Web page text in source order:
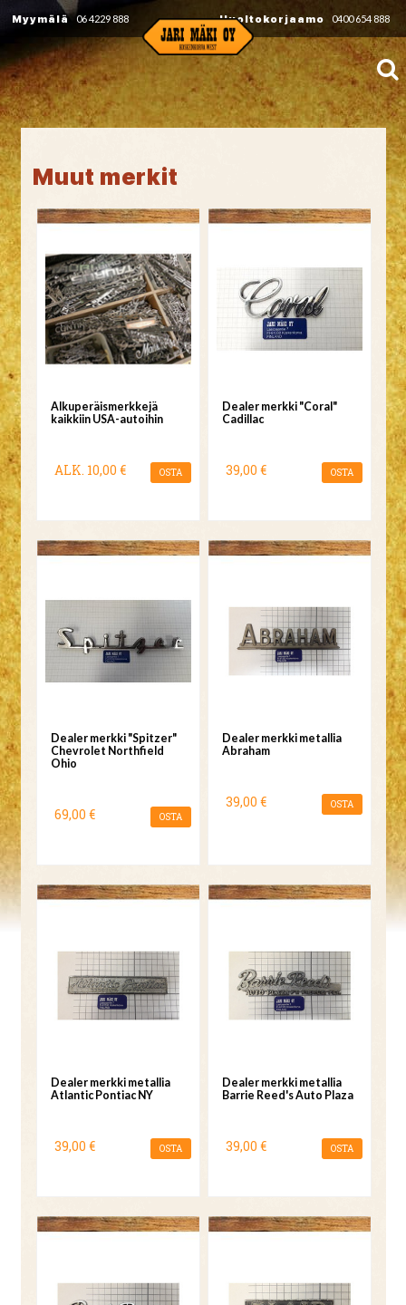
Myymälä 06 4229 888 Huoltokorjaamo 0400 654 888
Muut merkit
Alkuperäismerkkejä
kaikkiin USA-autoihin
ALK. 10,00 € OSTA
Dealer merkki "Coral"
Cadillac
39,00 € OSTA
Dealer merkki "Spitzer"
Chevrolet Northfield
Ohio
69,00 € OSTA
Dealer merkki metallia
Abraham
39,00 € OSTA
Dealer merkki metallia
Atlantic Pontiac NY
39,00 € OSTA
Dealer merkki metallia
Barrie Reed's Auto Plaza
39,00 € OSTA